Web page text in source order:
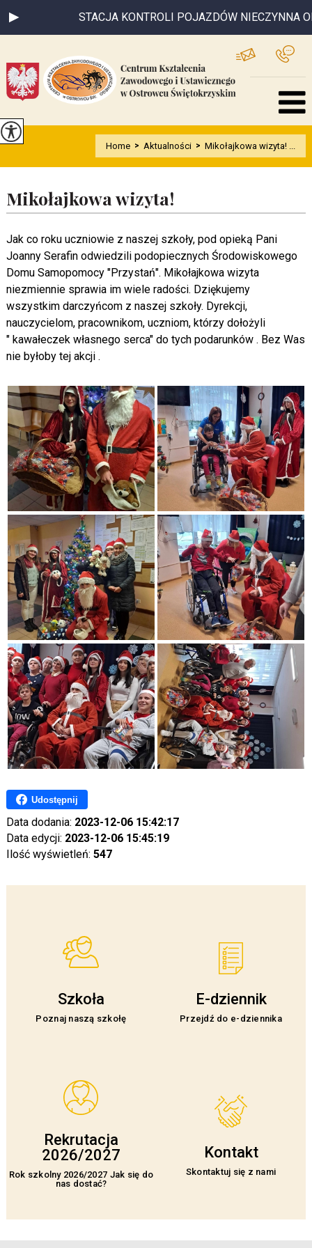
STACJA KONTROLI POJAZDÓW NIECZYNNA
Home > Aktualności > Mikołajkowa wizyta! ...
Mikołajkowa wizyta!
Jak co roku uczniowie z naszej szkoły, pod opieką Pani
Joanny Serafin odwiedzili podopiecznych Środowiskowego
Domu Samopomocy "Przystań". Mikołajkowa wizyta
niezmiennie sprawia im wiele radości. Dziękujemy
wszystkim darczyńcom z naszej szkoły. Dyrekcji,
nauczycielom, pracownikom, uczniom, którzy dołożyli
" kawałeczek własnego serca" do tych podarunków . Bez Was
nie byłoby tej akcji .
Udostępnij
Data dodania: 2023-12-06 15:42:17
Data edycji: 2023-12-06 15:45:19
Ilość wyświetleń: 547
Szkoła
Poznaj naszą szkołę
E-dziennik
Przejdź do e-dziennika
Rekrutacja
2026/2027
Rok szkolny 2026/2027 Jak się do
nas dostać?
Kontakt
Skontaktuj się z nami